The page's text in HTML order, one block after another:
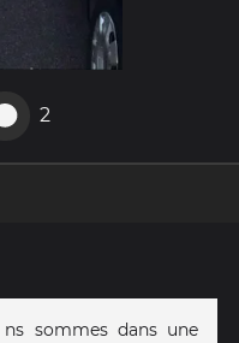
2
sommes dans une